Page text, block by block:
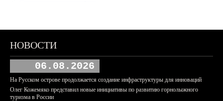
НОВОСТИ
06.08.2026
На Русском острове продолжается создание инфраструктуры для инноваций
Олег Кожемяко представил новые инициативы по развитию горнолыжного
туризма в России